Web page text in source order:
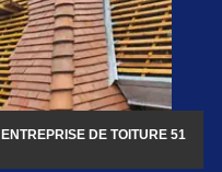
ENTREPRISE DE TOITURE 51